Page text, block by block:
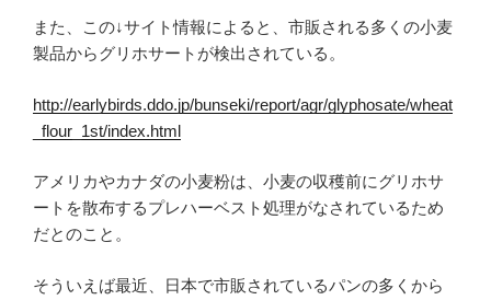
また、この↓サイト情報によると、市販される多くの小麦
製品からグリホサートが検出されている。
http://earlybirds.ddo.jp/bunseki/report/agr/glyphosate/wheat
_flour_1st/index.html
アメリカやカナダの小麦粉は、小麦の収穫前にグリホサ
ートを散布するプレハーベスト処理がなされているため
だとのこと。
そういえば最近、日本で市販されているパンの多くから